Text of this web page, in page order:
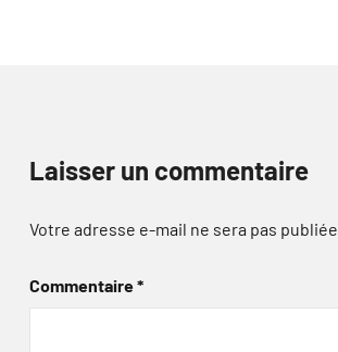
Laisser un commentaire
Votre adresse e-mail ne sera pas publiée.
Commentaire*